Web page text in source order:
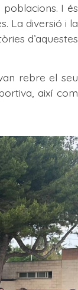
I és
La diversió i la
d’aquestes
rebre el seu
així com